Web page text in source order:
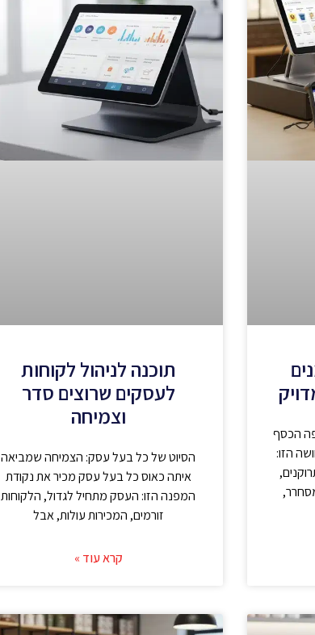
הכסף
הזו:
תוכנה לניהול לקוחות
לעסקים שרוצים סדר
וצמיחה
הסיוט של כל בעל עסק: הצמיחה שמביאה
איתה כאוס כל בעל עסק מכיר את נקודת
המפנה הזו: העסק מתחיל לגדול, הלקוחות
זורמים, המכירות עולות, אבל
קרא עוד »